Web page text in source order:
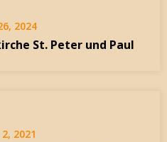
2024
St. Peter und Paul
2021